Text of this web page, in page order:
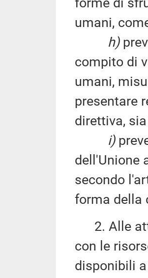
umani,
h)
compito di
umani,
presentare
direttiva,
i)
dell'Unione
secondo
forma della
2. Alle
con le
disponibili